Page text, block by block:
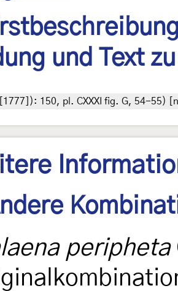
und Text
150, pl. CXXXI fig. G, 54-55)
peripheta